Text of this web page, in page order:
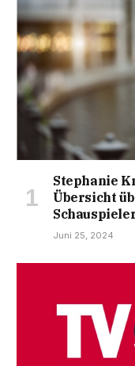
Stephanie
Übersicht
Juni 25, 2024